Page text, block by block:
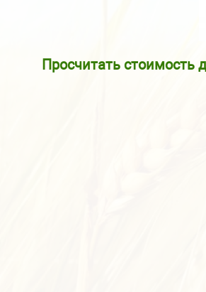
Просчитать стоимость